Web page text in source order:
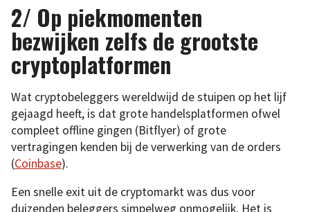
2/ Op piekmomenten
bezwijken zelfs de grootste
cryptoplatformen
Wat cryptobeleggers wereldwijd de stuipen op het lijf
gejaagd heeft, is dat grote handelsplatformen ofwel
compleet offline gingen (Bitflyer) of grote
vertragingen kenden bij de verwerking van de orders
(Coinbase).
Een snelle exit uit de cryptomarkt was dus voor
duizenden beleggers simpelweg onmogelijk. Het is